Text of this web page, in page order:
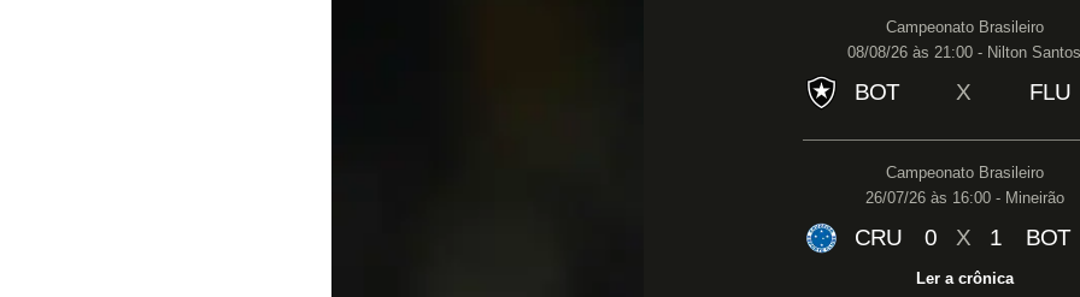
Campeonato Brasileiro
08/08/26 às 21:00 - Nilton Santos
BOT X FLU
Campeonato Brasileiro
26/07/26 às 16:00 - Mineirão
CRU 0 X 1 BOT
Ler a crônica